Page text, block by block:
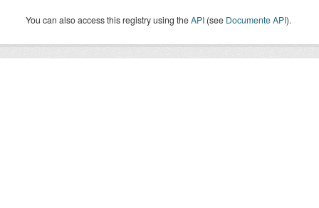
You can also access this registry using theAPI (see Documente API).